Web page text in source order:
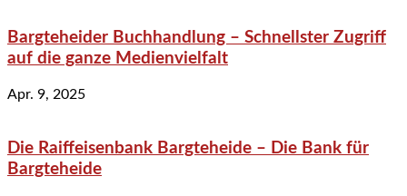
Bargteheider Buchhandlung – Schnellster Zugriff
auf die ganze Medienvielfalt
Apr. 9, 2025
Die Raiffeisenbank Bargteheide – Die Bank für
Bargteheide